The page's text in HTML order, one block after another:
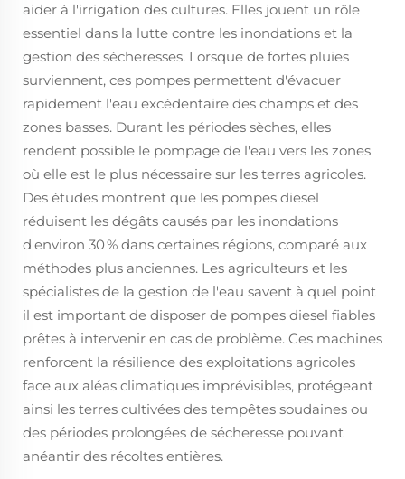
aider à l'irrigation des cultures. Elles jouent un rôle
essentiel dans la lutte contre les inondations et la
gestion des sécheresses. Lorsque de fortes pluies
surviennent, ces pompes permettent d'évacuer
rapidement l'eau excédentaire des champs et des
zones basses. Durant les périodes sèches, elles
rendent possible le pompage de l'eau vers les zones
où elle est le plus nécessaire sur les terres agricoles.
Des études montrent que les pompes diesel
réduisent les dégâts causés par les inondations
d'environ 30 % dans certaines régions, comparé aux
méthodes plus anciennes. Les agriculteurs et les
spécialistes de la gestion de l'eau savent à quel point
il est important de disposer de pompes diesel fiables
prêtes à intervenir en cas de problème. Ces machines
renforcent la résilience des exploitations agricoles
face aux aléas climatiques imprévisibles, protégeant
ainsi les terres cultivées des tempêtes soudaines ou
des périodes prolongées de sécheresse pouvant
anéantir des récoltes entières.